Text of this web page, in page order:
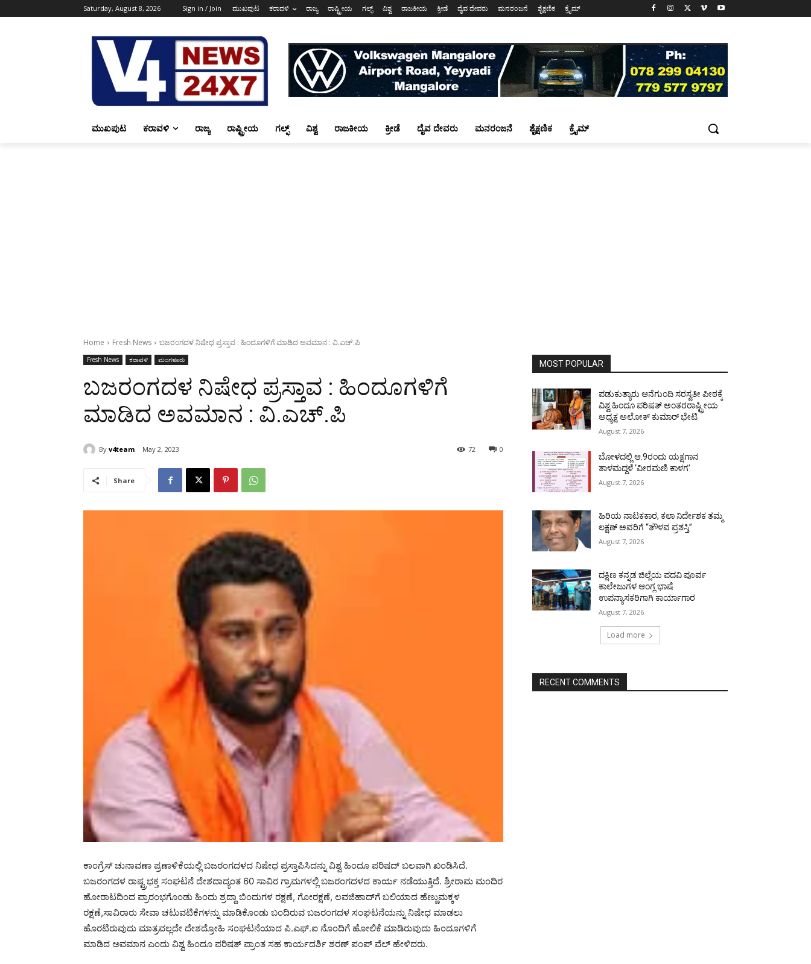
Saturday, August 8, 2026 Sign in / Join ಮುಖಪುಟ ಕರಾವಳಿ ರಾಜ್ಯ ರಾಷ್ಟ್ರೀಯ ಗಲ್ಫ್ ವಿಶ್ವ ರಾಜಕೀಯ ಕ್ರೀಡೆ ದೈವ ದೇವರು ಮನರಂಜನೆ ಶೈಕ್ಷಣಿಕ ಕ್ರೈಮ್
ಮುಖಪುಟ ಕರಾವಳಿ ರಾಜ್ಯ ರಾಷ್ಟ್ರೀಯ ಗಲ್ಫ್ ವಿಶ್ವ ರಾಜಕೀಯ ಕ್ರೀಡೆ ದೈವ ದೇವರು ಮನರಂಜನೆ ಶೈಕ್ಷಣಿಕ ಕ್ರೈಮ್
Home Fresh News ಬಜರಂಗದಳ ನಿಷೇಧ ಪ್ರಸ್ತಾವ : ಹಿಂದೂಗಳಿಗೆ ಮಾಡಿದ ಅವಮಾನ : ವಿ.ಎಚ್.ಪಿ
Fresh News ಕರಾವಳಿ ಮಂಗಳೂರು
ಬಜರಂಗದಳ ನಿಷೇಧ ಪ್ರಸ್ತಾವ : ಹಿಂದೂಗಳಿಗೆ
ಮಾಡಿದ ಅವಮಾನ : ವಿ.ಎಚ್.ಪಿ
By v4team May 2, 2023 0
72
Share
ಕಾಂಗ್ರೆಸ್ ಚುನಾವಣಾ ಪ್ರಣಾಳಿಕೆಯಲ್ಲಿ ಬಜರಂಗದಳದ ನಿಷೇಧ ಪ್ರಸ್ತಾಪಿಸಿದನ್ನು ವಿಶ್ವ ಹಿಂದೂ ಪರಿಷದ್ ಬಲವಾಗಿ ಖಂಡಿಸಿದೆ.
ಬಜರಂಗದಳ ರಾಷ್ಟ್ರಭಕ್ತ ಸಂಘಟನೆ ದೇಶದಾದ್ಯಂತ 60 ಸಾವಿರ ಗ್ರಾಮಗಳಲ್ಲಿ ಬಜರಂಗದಳದ ಕಾರ್ಯ ನಡೆಯುತ್ತಿದೆ. ಶ್ರೀರಾಮ ಮಂದಿರ
ಹೋರಾಟದಿಂದ ಪ್ರಾರಂಭಗೊಂಡು ಹಿಂದು ಶ್ರದ್ದಾ ಬಿಂದುಗಳ ರಕ್ಷಣೆ, ಗೋರಕ್ಷಣೆ, ಲವಜಿಹಾದ್‌ಗೆ ಬಲಿಯಾದ ಹೆಣ್ಣುಮಕ್ಕಳ
ರಕ್ಷಣೆ,ಸಾವಿರಾರು ಸೇವಾ ಚಟುವಟಿಕೆಗಳನ್ನು ಮಾಡಿಕೊಂಡು ಬಂದಿರುವ ಬಜರಂಗದಳ ಸಂಘಟನೆಯನ್ನು ನಿಷೇಧ ಮಾಡಲು
ಹೊರಟಿರುವುದು ಮಾತ್ರವಲ್ಲದೇ ದೇಶದ್ರೋಹಿ ಸಂಘಟನೆಯಾದ ಪಿ.ಎಫ್.ಐ ನೊಂದಿಗೆ ಹೋಲಿಕೆ ಮಾಡಿರುವುದು ಹಿಂದೂಗಳಿಗೆ
ಮಾಡಿದ ಅವಮಾನ ಎಂದು ವಿಶ್ವ ಹಿಂದೂ ಪರಿಷತ್ ಪ್ರಾಂತ ಸಹ ಕಾರ್ಯದರ್ಶಿ ಶರಣ್ ಪಂಪ್ ವೆಲ್ ಹೇಳಿದರು.
MOST POPULAR
ಪಡುಕುತ್ಯಾರು ಆನೆಗುಂದಿ ಸರಸ್ವತೀ ಪೀಠಕ್ಕೆ
ವಿಶ್ವ ಹಿಂದೂ ಪರಿಷತ್ ಅಂತರರಾಷ್ಟ್ರೀಯ
ಅಧ್ಯಕ್ಷ ಅಲೋಕ್ ಕುಮಾರ್ ಭೇಟಿ
August 7, 2026
ಬೋಳದಲ್ಲಿ ಆ.9ರಂದು ಯಕ್ಷಗಾನ
ತಾಳಮದ್ದಳೆ ‘ವೀರಮಣಿ ಕಾಳಗ’
August 7, 2026
ಹಿರಿಯ ನಾಟಕಕಾರ, ಕಲಾ ನಿರ್ದೇಶಕ ತಮ್ಮ
ಲಕ್ಷಣ್ ಅವರಿಗೆ “ತೌಳವ ಪ್ರಶಸ್ತಿ”
August 7, 2026
ದಕ್ಷಿಣ ಕನ್ನಡ ಜಿಲ್ಲೆಯ ಪದವಿ ಪೂರ್ವ
ಕಾಲೇಜುಗಳ ಆಂಗ್ಲ ಭಾಷೆ
ಉಪನ್ಯಾಸಕರಿಗಾಗಿ ಕಾರ್ಯಾಗಾರ
August 7, 2026
Load more
RECENT COMMENTS